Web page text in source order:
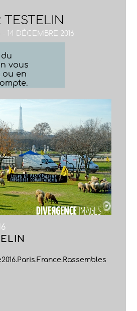
TESTELIN
14 DÉCEMBRE 2016
vous
en